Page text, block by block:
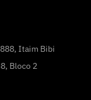
Itaim Bibi
Bloco 2